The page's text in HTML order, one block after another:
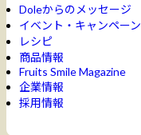
Doleからのメッセージ
イベント・キャンペーン
レシピ
商品情報
Fruits Smile Magazine
企業情報
採用情報